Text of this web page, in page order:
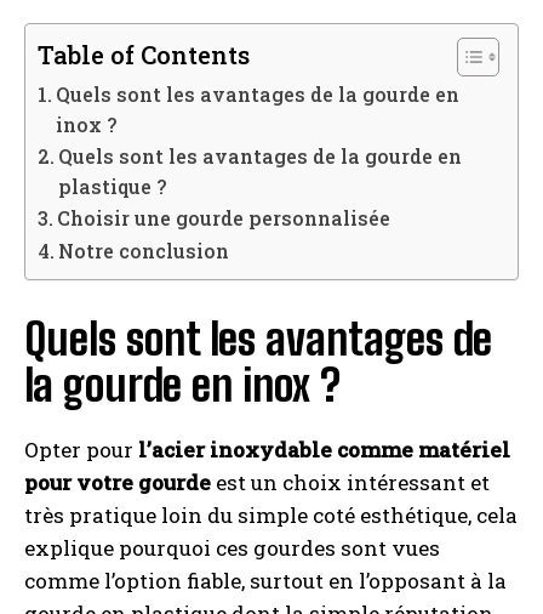
Table of Contents
Quels sont les avantages de la gourde en
inox ?
Quels sont les avantages de la gourde en
plastique ?
Choisir une gourde personnalisée
Notre conclusion
Quels sont les avantages de
la gourde en inox ?
Opter pour l’acier inoxydable comme matériel
pour votre gourde est un choix intéressant et
très pratique loin du simple coté esthétique, cela
explique pourquoi ces gourdes sont vues
comme l’option fiable, surtout en l’opposant à la